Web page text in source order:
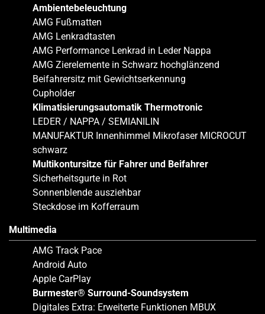
Ambientebeleuchtung
AMG Fußmatten
AMG Lenkradtasten
AMG Performance Lenkrad in Leder Nappa
AMG Zierelemente in Schwarz hochglänzend
Beifahrersitz mit Gewichtserkennung
Cupholder
Klimatisierungsautomatik Thermotronic
LEDER / NAPPA / SEMIANILIN
MANUFAKTUR Innenhimmel Mikrofaser MICROCUT
schwarz
Multikontursitze für Fahrer und Beifahrer
Sicherheitsgurte in Rot
Sonnenblende ausziehbar
Steckdose im Kofferraum
Multimedia
AMG Track Pace
Android Auto
Apple CarPlay
Burmester® Surround-Soundsystem
Digitales Extra: Erweiterte Funktionen MBUX